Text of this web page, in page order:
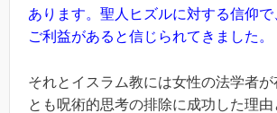
あります。聖人ヒズルに対する信仰
ご利益があると信じられてきました。
それとイスラム教には女性の法学者が
とも呪術的思考の排除に成功した理由